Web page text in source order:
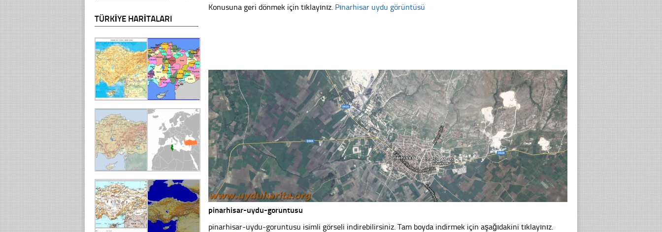
Konusuna geri dönmek için tıklayınız. Pınarhisar uydu görüntüsü
pinarhisar-uydu-goruntusu
pinarhisar-uydu-goruntusu isimli görseli indirebilirsiniz. Tam boyda indirmek için aşağıdakini tıklayınız.
TÜRKIYE HARITALARI